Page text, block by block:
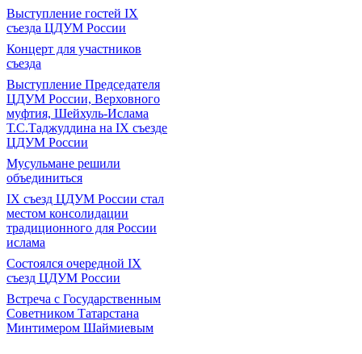
Выступление гостей IX
съезда ЦДУМ России
Концерт для участников
съезда
Выступление Председателя
ЦДУМ России, Верховного
муфтия, Шейхуль-Ислама
Т.С.Таджуддина на IX съезде
ЦДУМ России
Мусульмане решили
объединиться
IX съезд ЦДУМ России стал
местом консолидации
традиционного для России
ислама
Состоялся очередной IX
съезд ЦДУМ России
Встреча с Государственным
Советником Татарстана
Минтимером Шаймиевым